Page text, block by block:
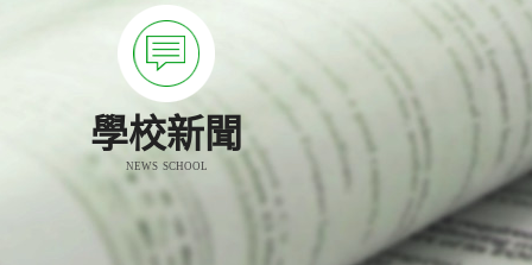
學校新聞
NEWS SCHOOL